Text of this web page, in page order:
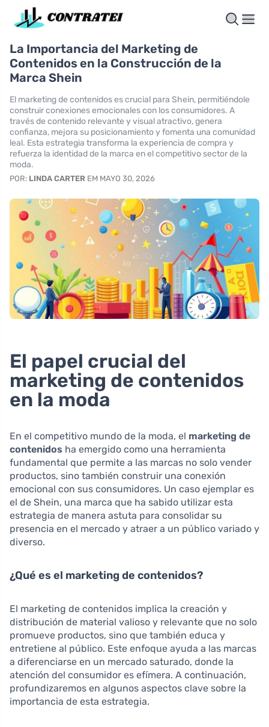
La Importancia del Marketing de
Contenidos en la Construcción de la
Marca Shein
El marketing de contenidos es crucial para Shein, permitiéndole
construir conexiones emocionales con los consumidores. A
través de contenido relevante y visual atractivo, genera
confianza, mejora su posicionamiento y fomenta una comunidad
leal. Esta estrategia transforma la experiencia de compra y
refuerza la identidad de la marca en el competitivo sector de la
moda.
POR: LINDA CARTER EM MAYO 30, 2026
El papel crucial del
marketing de contenidos
en la moda
En el competitivo mundo de la moda, el marketing de
contenidos ha emergido como una herramienta
fundamental que permite a las marcas no solo vender
productos, sino también construir una conexión
emocional con sus consumidores. Un caso ejemplar es
el de Shein, una marca que ha sabido utilizar esta
estrategia de manera astuta para consolidar su
presencia en el mercado y atraer a un público variado y
diverso.
¿Qué es el marketing de contenidos?
El marketing de contenidos implica la creación y
distribución de material valioso y relevante que no solo
promueve productos, sino que también educa y
entretiene al público. Este enfoque ayuda a las marcas
a diferenciarse en un mercado saturado, donde la
atención del consumidor es efímera. A continuación,
profundizaremos en algunos aspectos clave sobre la
importancia de esta estrategia.